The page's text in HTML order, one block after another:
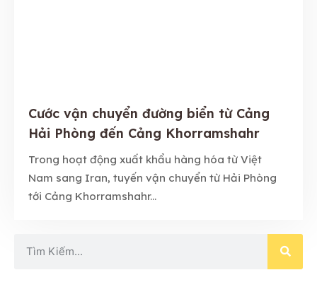
Cước vận chuyển đường biển từ Cảng
Hải Phòng đến Cảng Khorramshahr
Trong hoạt động xuất khẩu hàng hóa từ Việt
Nam sang Iran, tuyến vận chuyển từ Hải Phòng
tới Cảng Khorramshahr...